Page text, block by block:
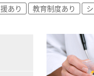
安定した法人です。
に取り組んでいます。
拠点を目指します。
般的に担当します。
っていただきます。
あり 教育制度あり